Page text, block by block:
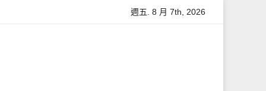
讓Threads流量變多？高效提升流量的完整教學
週五. 8 月 7th, 2026